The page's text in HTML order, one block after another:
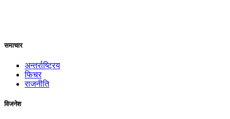
समाचार
अन्तर्राष्ट्रिय
फिचर
राजनीति
विजनेश